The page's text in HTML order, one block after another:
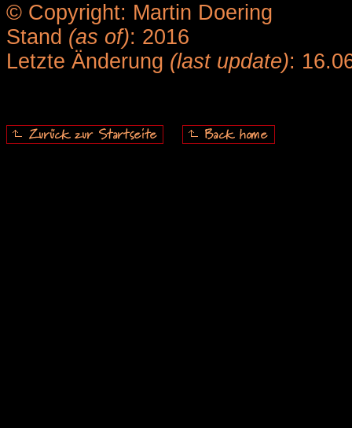
© Copyright: Martin Doering
Stand (as of): 2016
Letzte Änderung (last update):